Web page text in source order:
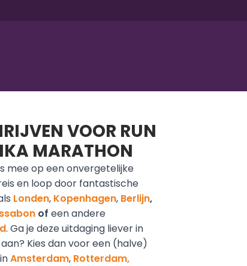
VOOR RUN
MARATHON
mee op een onvergetelijke
en loop door fantastische
Londen, Kopenhagen, Berlijn
of
. Ga je deze uitdaging liever in
Kies dan voor een (halve)
Amsterdam, Rotterdam,